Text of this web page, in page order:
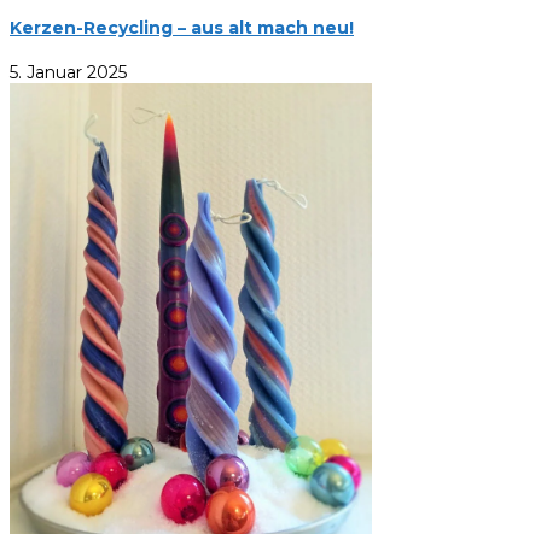
Kerzen-Recycling – aus alt mach neu!
5. Januar 2025